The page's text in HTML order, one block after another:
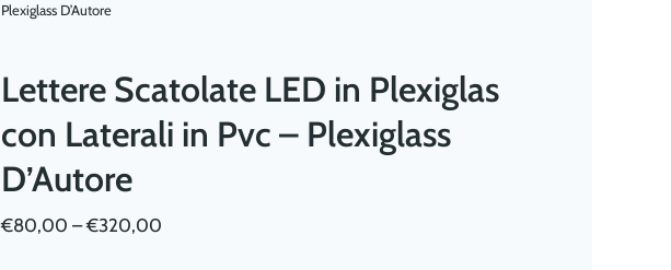
Plexiglass D’Autore
Lettere Scatolate LED in Plexiglas
con Laterali in Pvc – Plexiglass
D’Autore
€80,00 –€320,00